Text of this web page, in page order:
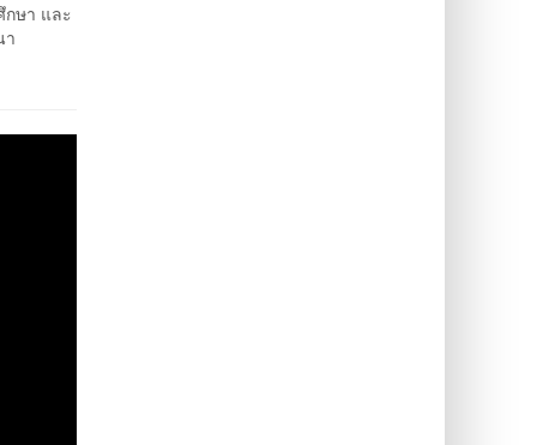
ษา และ
า